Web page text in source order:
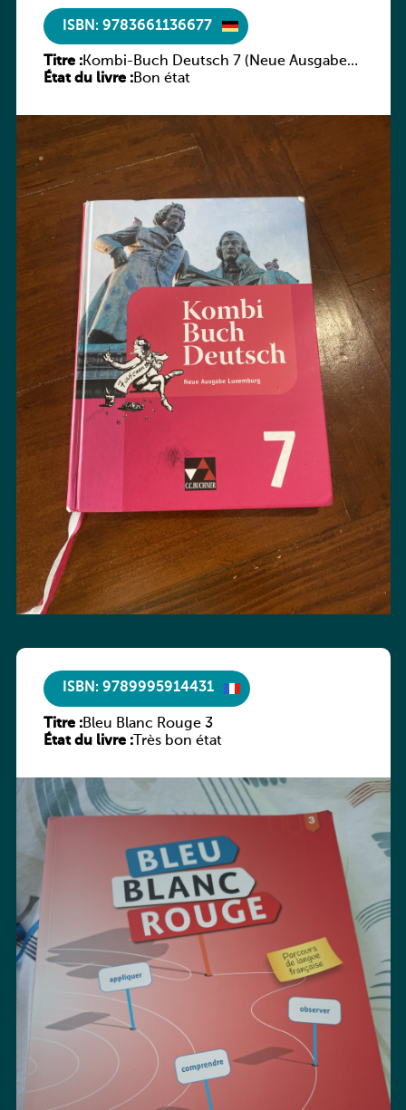
ISBN: 9783661136677
Titre :Kombi-Buch Deutsch 7 (Neue Ausgabe
Luxemburg)
État du livre :Bon état
ISBN: 9789995914431
Titre :Bleu Blanc Rouge 3
État du livre :Très bon état